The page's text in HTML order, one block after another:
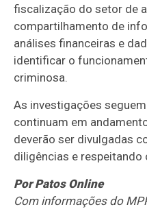
fiscalização do setor de
compartilhamento de
análises financeiras e
identificar o
criminosa.
As investigações
continuam em
deverão ser divulgadas
diligências e respeitando
Por Patos Online
Com informações do